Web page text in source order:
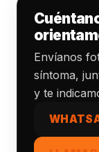
Envíanos
síntoma,
y te